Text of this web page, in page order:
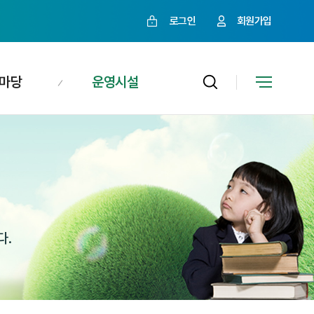
로그인 회원가입
당 운영시설
.